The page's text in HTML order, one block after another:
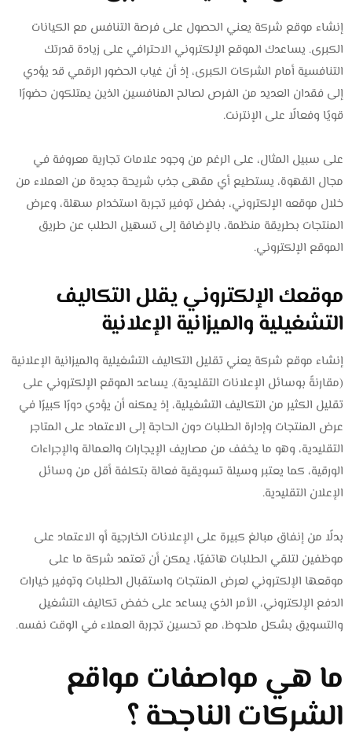
إنشاء موقع شركة يعني الحصول على فرصة التنافس مع الكيانات
الكبرى. يساعدك الموقع الإلكتروني الاحترافي على زيادة قدرتك
التنافسية أمام الشركات الكبرى، إذ أن غياب الحضور الرقمي قد يؤدي
إلى فقدان العديد من الفرص لصالح المنافسين الذين يمتلكون حضورًا
قويًا وفعالًا على الإنترنت.
على سبيل المثال، على الرغم من وجود علامات تجارية معروفة في
مجال القهوة، يستطيع أي مقهى جذب شريحة جديدة من العملاء من
خلال موقعه الإلكتروني، بفضل توفير تجربة استخدام سهلة، وعرض
المنتجات بطريقة منظمة، بالإضافة إلى تسهيل الطلب عن طريق
الموقع الإلكتروني.
موقعك الإلكتروني يقلل التكاليف
التشغيلية والميزانية الإعلانية
إنشاء موقع شركة يعني تقليل التكاليف التشغيلية والميزانية الإعلانية
(مقارنةً بوسائل الإعلانات التقليدية). يساعد الموقع الإلكتروني على
تقليل الكثير من التكاليف التشغيلية، إذ يمكنه أن يؤدي دورًا كبيرًا في
عرض المنتجات وإدارة الطلبات دون الحاجة إلى الاعتماد على المتاجر
التقليدية، وهو ما يخفف من مصاريف الإيجارات والعمالة والإجراءات
الورقية، كما يعتبر وسيلة تسويقية فعالة بتكلفة أقل من وسائل
الإعلان التقليدية.
بدلًا من إنفاق مبالغ كبيرة على الإعلانات الخارجية أو الاعتماد على
موظفين لتلقي الطلبات هاتفيًا، يمكن أن تعتمد شركة ما على
موقعها الإلكتروني لعرض المنتجات واستقبال الطلبات وتوفير خيارات
الدفع الإلكتروني، الأمر الذي يساعد على خفض تكاليف التشغيل
والتسويق بشكل ملحوظ، مع تحسين تجربة العملاء في الوقت نفسه.
ما هي مواصفات مواقع
الشركات الناجحة ؟